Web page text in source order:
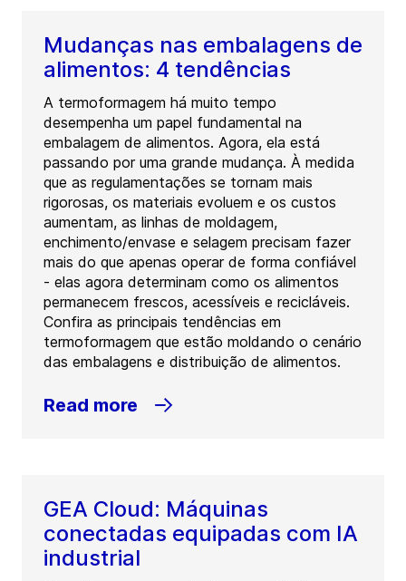
Mudanças nas embalagens de
alimentos: 4 tendências
A termoformagem há muito tempo
desempenha um papel fundamental na
embalagem de alimentos. Agora, ela está
passando por uma grande mudança. À medida
que as regulamentações se tornam mais
rigorosas, os materiais evoluem e os custos
aumentam, as linhas de moldagem,
enchimento/envase e selagem precisam fazer
mais do que apenas operar de forma confiável
- elas agora determinam como os alimentos
permanecem frescos, acessíveis e recicláveis.
Confira as principais tendências em
termoformagem que estão moldando o cenário
das embalagens e distribuição de alimentos.
Read more
GEA Cloud: Máquinas
conectadas equipadas com IA
industrial